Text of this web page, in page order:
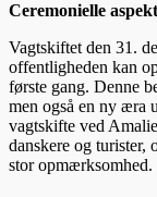
Ceremonielle
Vagtskiftet den 31.
offentligheden kan
første gang. Denne
men også en ny æra
vagtskifte ved
danskere og
stor opmærksomhed.